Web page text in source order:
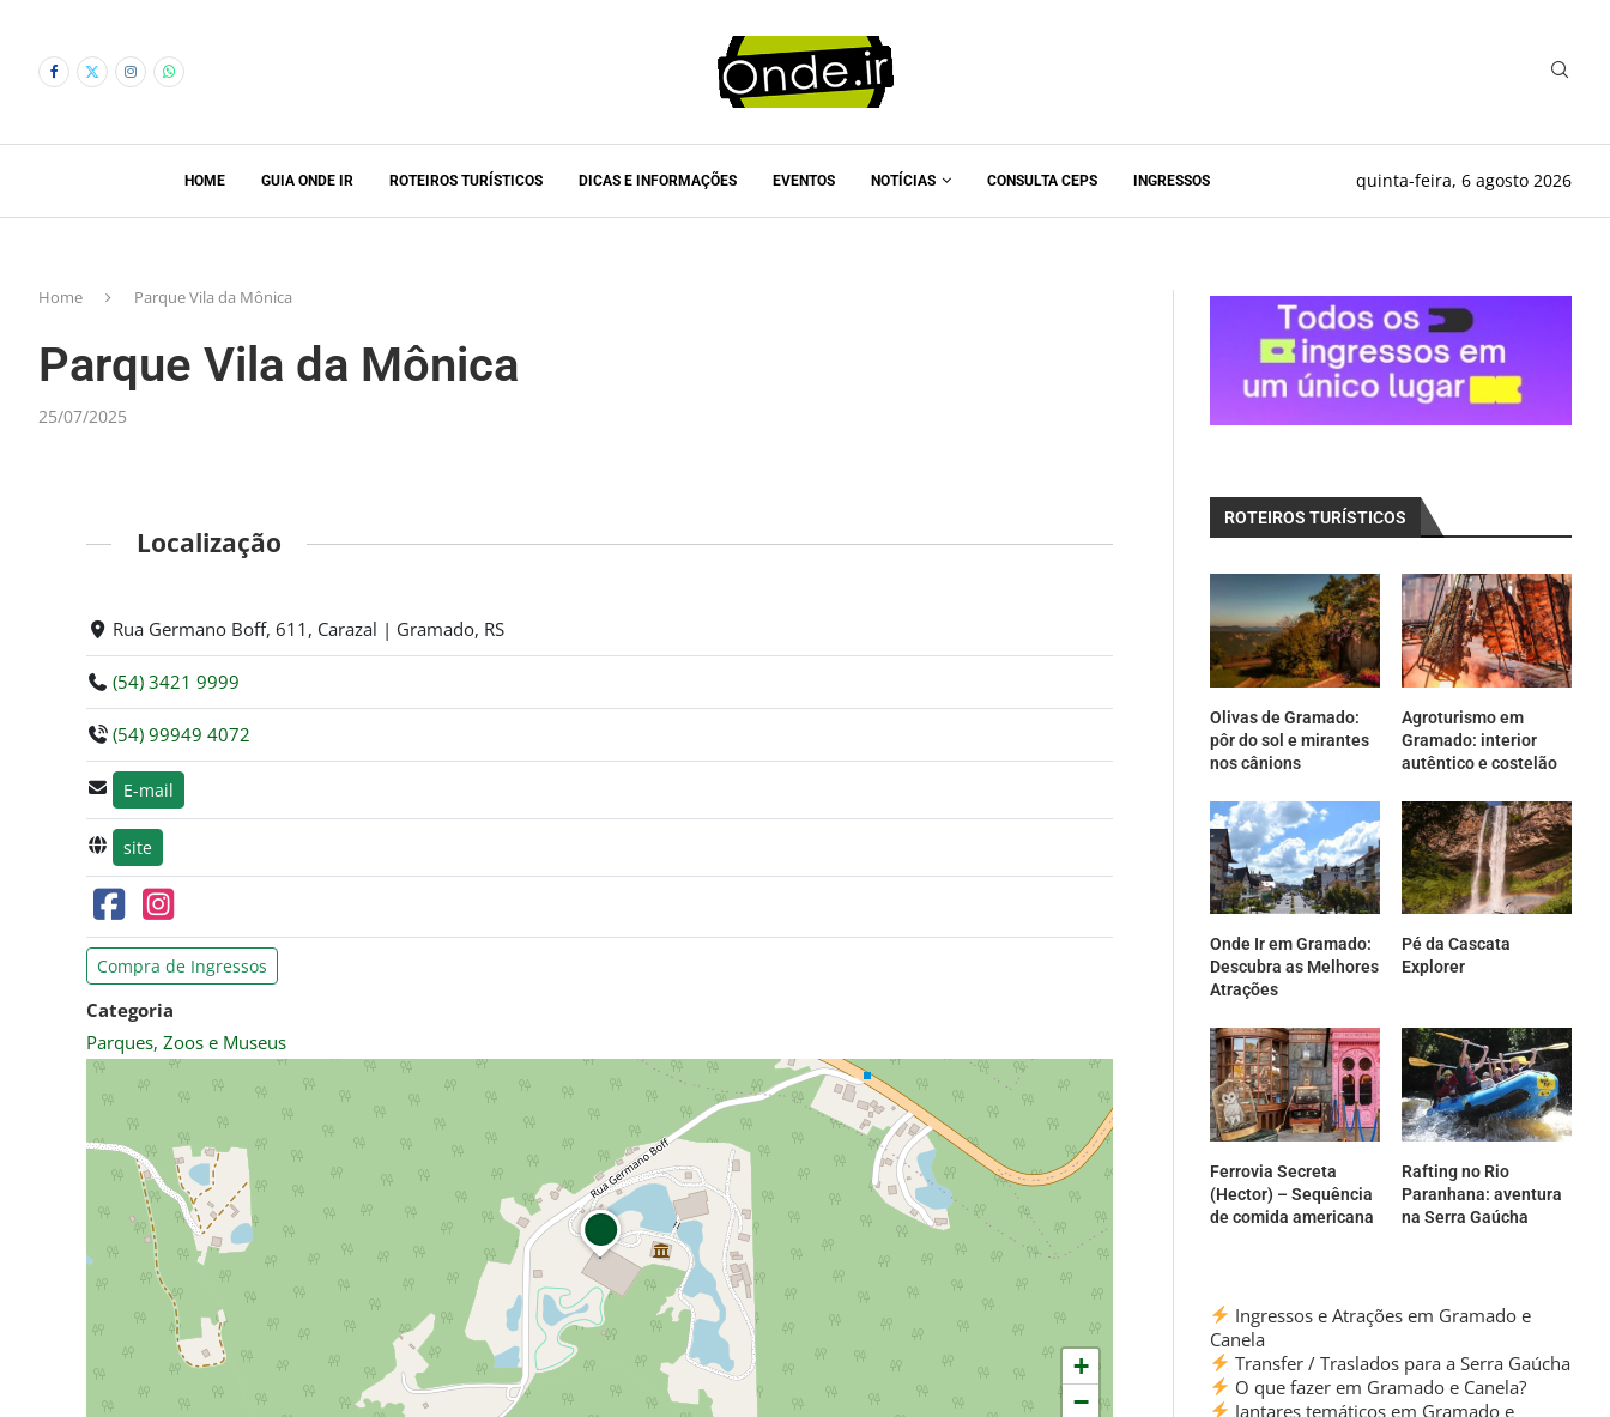
HOME GUIA ONDE IR ROTEIROS TURÍSTICOS DICAS E INFORMAÇÕES EVENTOS NOTÍCIAS CONSULTA CEPS INGRESSOS quinta-feira, 6 agosto 2026
Home Parque Vila da Mônica
Parque Vila da Mônica
25/07/2025
Localização
Rua Germano Boff, 611, Carazal | Gramado, RS
(54) 3421 9999
(54) 99949 4072
E-mail
site
Compra de Ingressos
Categoria
Parques, Zoos e Museus
+
−
ROTEIROS TURÍSTICOS
Olivas de Gramado:
pôr do sol e mirantes
nos cânions
Agroturismo em
Gramado: interior
autêntico e costelão
Onde Ir em Gramado:
Descubra as Melhores
Atrações
Pé da Cascata
Explorer
Ferrovia Secreta
(Hector) – Sequência
de comida americana
Rafting no Rio
Paranhana: aventura
na Serra Gaúcha
Ingressos e Atrações em Gramado e
Canela
Transfer / Traslados para a Serra Gaúcha
O que fazer em Gramado e Canela?
Jantares temáticos em Gramado e